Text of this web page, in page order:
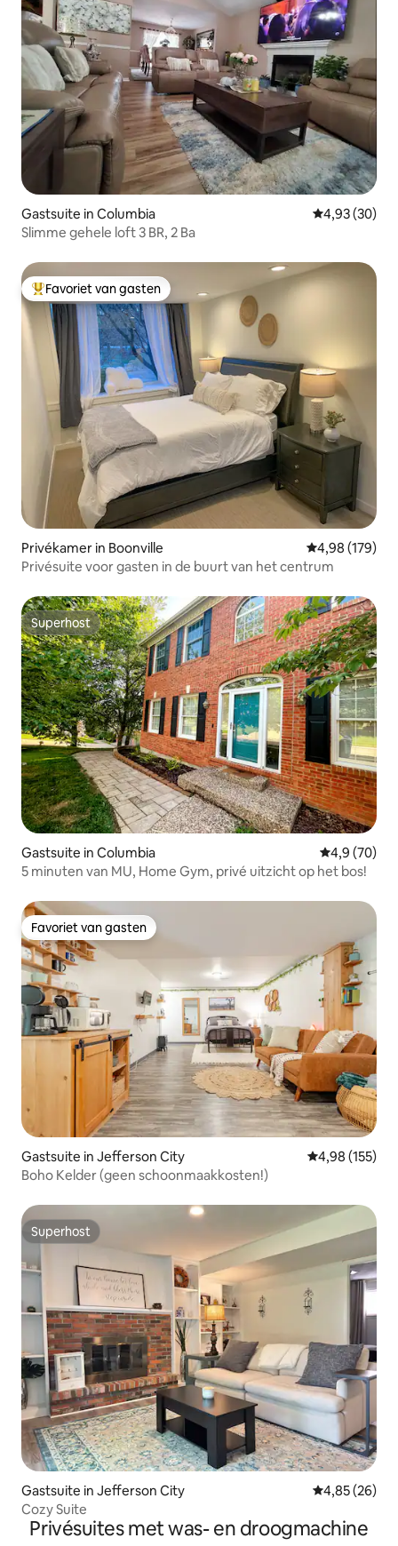
Gastsuite in Columbia Gemiddelde
4,93 (30)
Slimme gehele loft 3 BR, 2 Ba
Topfavoriet van gasten
Favoriet van gasten
Privékamer in Boonville Gemiddelde
4,98 (179)
Privésuite voor gasten in de buurt van het centrum
Superhost
Superhost
Gastsuite in Columbia Gemiddelde
4,9 (70)
5 minuten van MU, Home Gym, privé uitzicht op het bos!
Favoriet van gasten
Favoriet van gasten
Gastsuite in Jefferson City Gemiddelde
4,98 (155)
Boho Kelder (geen schoonmaakkosten!)
Superhost
Superhost
Gastsuite in Jefferson City Gemiddelde
4,85 (26)
Cozy Suite
Privésuites met was- en droogmachine